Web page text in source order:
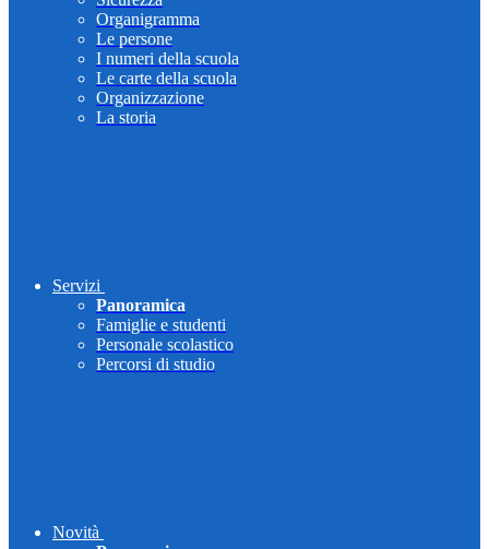
Organigramma
Le persone
I numeri della scuola
Le carte della scuola
Organizzazione
La storia
Servizi
Panoramica
Famiglie e studenti
Personale scolastico
Percorsi di studio
Novità